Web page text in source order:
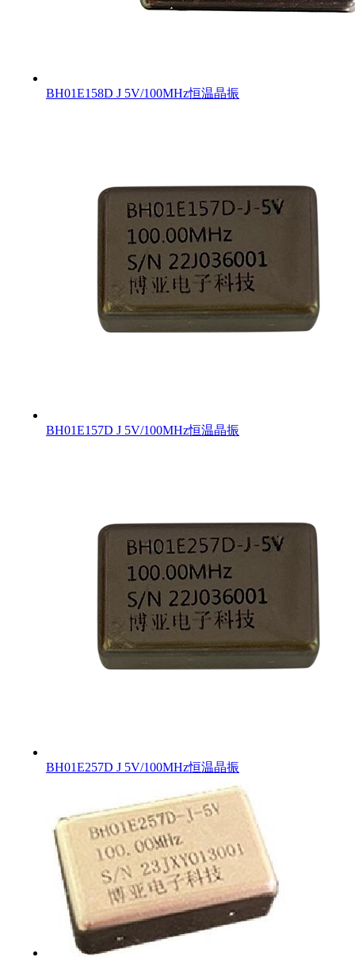
BH01E158D J 5V/100MHz恒温晶振
BH01E157D J 5V/100MHz恒温晶振
BH01E257D J 5V/100MHz恒温晶振